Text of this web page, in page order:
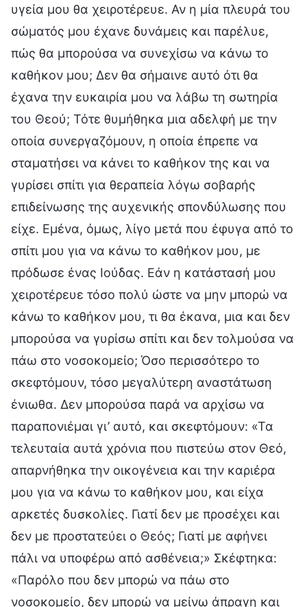
υγεία μου θα χειροτέρευε. Αν η μία πλευρά του
σώματός μου έχανε δυνάμεις και παρέλυε,
πώς θα μπορούσα να συνεχίσω να κάνω το
καθήκον μου; Δεν θα σήμαινε αυτό ότι θα
έχανα την ευκαιρία μου να λάβω τη σωτηρία
του Θεού; Τότε θυμήθηκα μια αδελφή με την
οποία συνεργαζόμουν, η οποία έπρεπε να
σταματήσει να κάνει το καθήκον της και να
γυρίσει σπίτι για θεραπεία λόγω σοβαρής
επιδείνωσης της αυχενικής σπονδύλωσης που
είχε. Εμένα, όμως, λίγο μετά που έφυγα από το
σπίτι μου για να κάνω το καθήκον μου, με
πρόδωσε ένας Ιούδας. Εάν η κατάστασή μου
χειροτέρευε τόσο πολύ ώστε να μην μπορώ να
κάνω το καθήκον μου, τι θα έκανα, μια και δεν
μπορούσα να γυρίσω σπίτι και δεν τολμούσα να
πάω στο νοσοκομείο; Όσο περισσότερο το
σκεφτόμουν, τόσο μεγαλύτερη αναστάτωση
ένιωθα. Δεν μπορούσα παρά να αρχίσω να
παραπονιέμαι γι’ αυτό, και σκεφτόμουν: «Τα
τελευταία αυτά χρόνια που πιστεύω στον Θεό,
απαρνήθηκα την οικογένεια και την καριέρα
μου για να κάνω το καθήκον μου, και είχα
αρκετές δυσκολίες. Γιατί δεν με προσέχει και
δεν με προστατεύει ο Θεός; Γιατί με αφήνει
πάλι να υποφέρω από ασθένεια;» Σκέφτηκα:
«Παρόλο που δεν μπορώ να πάω στο
νοσοκομείο, δεν μπορώ να μείνω άπραγη και